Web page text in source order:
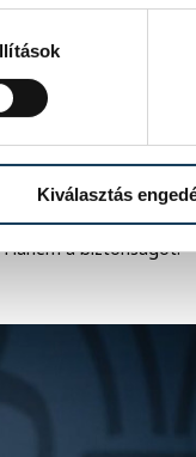
Kiválasztás
Amerikában
a magyar
de ezek nem azok
túl is éli, de sosem
a biztonságot.